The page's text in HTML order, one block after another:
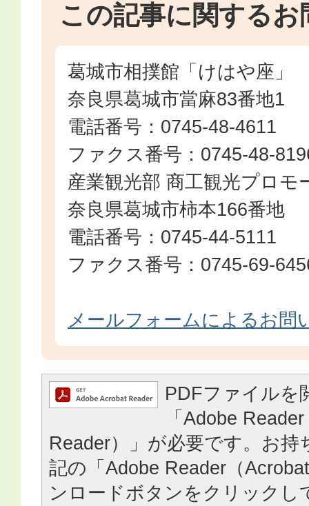
この記事に関するお
葛城市相撲館「けはや座」
奈良県葛城市當麻83番地1
電話番号：0745-48-4611
ファクス番号：0745-48-
産業観光部 商工観光プロモ
奈良県葛城市柿本166番地
電話番号：0745-44-5111
ファクス番号：0745-69-
メールフォームによるお問
PDFファイルを
「Adobe
Reader）」が必要です。お持
記の「Adobe Reader（
ンロードボタンをクリックし